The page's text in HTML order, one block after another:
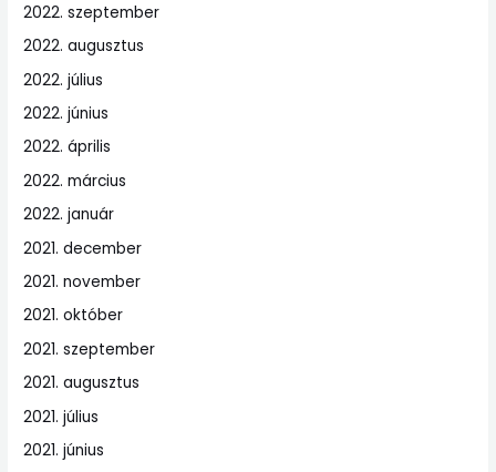
2022. szeptember
2022. augusztus
2022. július
2022. június
2022. április
2022. március
2022. január
2021. december
2021. november
2021. október
2021. szeptember
2021. augusztus
2021. július
2021. június